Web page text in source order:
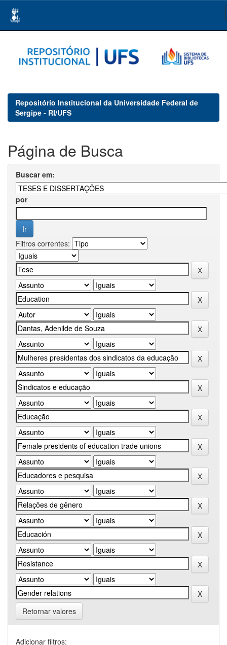
navigation
Repositório Institucional da Universidade Federal de
Sergipe - RI/UFS
Página de Busca
Buscar em:
por
Filtros correntes:
Retornar valores
Adicionar filtros: